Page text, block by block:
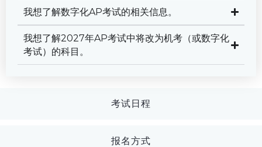
考试日程
报名方式
我想了解数字化AP考试的相关信息。
我想了解2027年AP考试中将改为机考（或数字化
考试）的科目。